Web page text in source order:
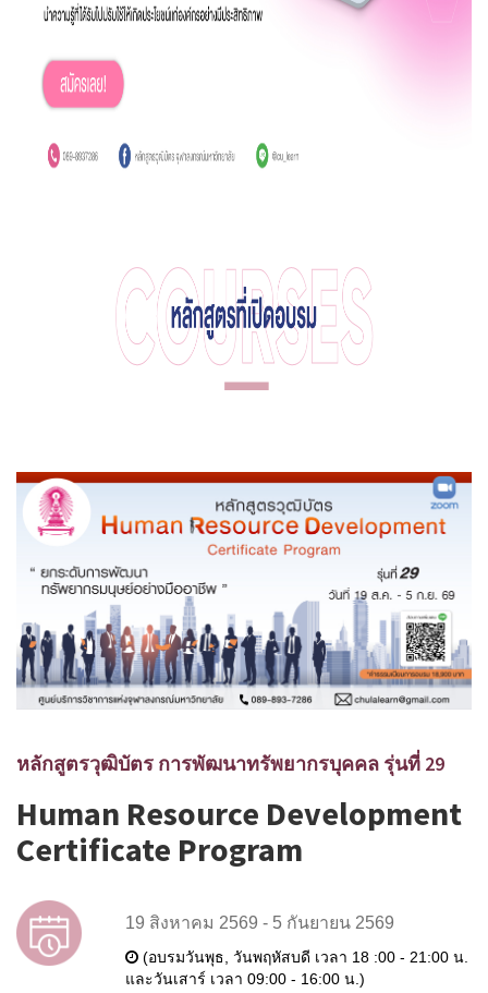
หลักสูตรวุฒิบัตร การพัฒนาทรัพยากรบุคคล รุ่นที่ 29
Human Resource Development
Certificate Program
19 สิงหาคม 2569 - 5 กันยายน 2569
(อบรมวันพุธ, วันพฤหัสบดี เวลา 18 :00 - 21:00 น.
และวันเสาร์ เวลา 09:00 - 16:00 น.)